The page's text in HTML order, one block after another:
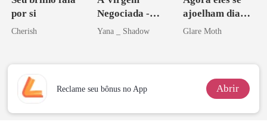
por si
Cherish
Negociada -
Uma flor para o
Yana _ Shadow
ajoelham diante
de mim
Glare Moth
Reclame seu bônus no App Abrir